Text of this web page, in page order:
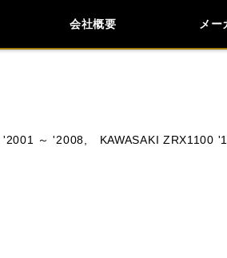
会社概要
会社概要
採用情報
メー
'2001 ～ '2008,
KAWASAKI ZRX1100